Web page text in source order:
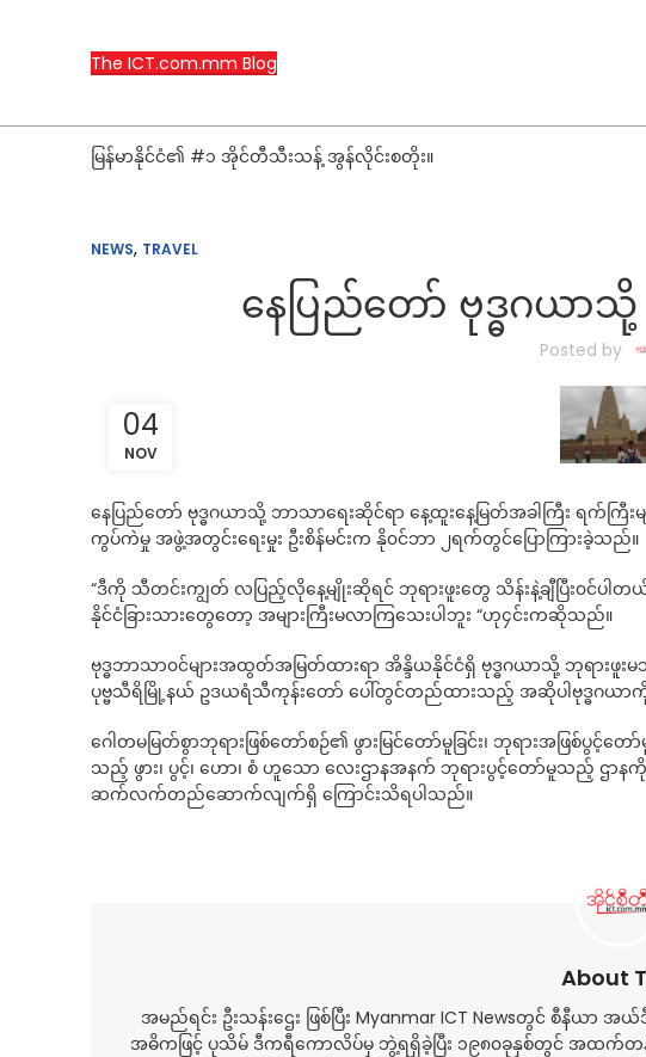
The ICT.com.mm Blog
မြန်မာနိုင်ငံ၏ #၁ အိုင်တီသီးသန့် အွန်လိုင်းစတိုး။
NEWS, TRAVEL
နေပြည်တော် ဗုဒ္ဓဂယာ
Posted by
04
NOV
နေပြည်တော် ဗုဒ္ဓဂယာသို့ ဘာသာရေးဆိုင်ရာ နေ့ထူးနေ့မြတ်အခါကြီး ရက်က
ကွပ်ကဲမှု အဖွဲ့အတွင်းရေးမှုး ဦးစိန်မင်းက နို၀င်ဘာ ၂ရက်တွင်ပြောကြားခဲ့သည်။
“ဒီကို သီတင်းကျွတ် လပြည့်လိုနေ့မျိုးဆိုရင် ဘုရားဖူးတွေ သိန်းနဲ့ချီပြီး၀င်
နိုင်ငံခြားသားတွေတော့ အများကြီးမလာကြသေးပါဘူး “ဟု၄င်းကဆိုသည်။
ဗုဒ္ဓဘာသာ၀င်များအထွတ်အမြတ်ထားရာ အိန္ဒိယနိုင်ငံရှိ ဗုဒ္ဓဂယာသို့ ဘုရားဖူး
ပုဗ္ဗသီရိမြို့နယ် ဥဒယရံသီကုန်းတော် ပေါ်တွင်တည်ထားသည့် အဆိုပါဗုဒ္ဓဂ
ဂေါတမမြတ်စွာဘုရားဖြစ်တော်စဉ်၏ ဖွားမြင်တော်မူခြင်း၊ ဘုရားအဖြစ်ပွင့်တော်မူ
သည့် ဖွား၊ ပွင့်၊ ဟော၊ စံ ဟူသော လေးဌာနအနက် ဘုရားပွင့်တော်မူသည့် ဌာနကိုသ
ဆက်လက်တည်ဆောက်လျက်ရှိ ကြောင်းသိရပါသည်။
About
အမည်ရင်း ဦးသန်းဌေး ဖြစ်ပြီး Myanmar ICT Newsတွင် စီနီယာ
အဓိကဖြင့် ပုသိမ် ဒီကရီကောလိပ်မှ ဘွဲ့ရရှိခဲ့ပြီး ၁၉၈၀ခုနှစ်တွင် အထက်တန်